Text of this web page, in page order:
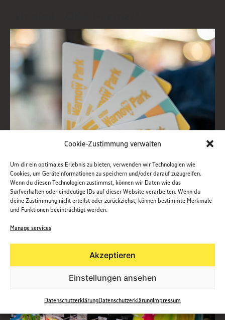
Cookie-Zustimmung verwalten
Um dir ein optimales Erlebnis zu bieten, verwenden wir Technologien wie
Cookies, um Geräteinformationen zu speichern und/oder darauf zuzugreifen.
Wenn du diesen Technologien zustimmst, können wir Daten wie das
Surfverhalten oder eindeutige IDs auf dieser Website verarbeiten. Wenn du
deine Zustimmung nicht erteilst oder zurückziehst, können bestimmte Merkmale
und Funktionen beeinträchtigt werden.
Manage services
Akzeptieren
Einstellungen ansehen
DatenschutzerklärungDatenschutzerklärungImpressum
Unsere Tipps für die Sommerferien